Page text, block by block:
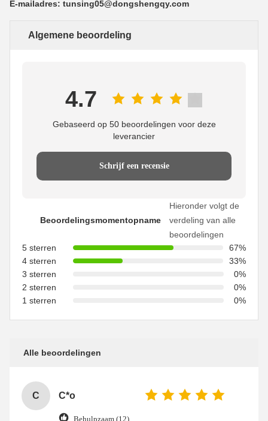
E-mailadres: tunsing05@dongshengqy.com
Algemene beoordeling
4.7
Gebaseerd op 50 beoordelingen voor deze
leverancier
Schrijf een recensie
Beoordelingsmomentopname
Hieronder volgt de
verdeling van alle
beoordelingen
5 sterren
67%
4 sterren
33%
3 sterren
0%
2 sterren
0%
1 sterren
0%
Alle beoordelingen
C C*o
Behulpzaam (12)